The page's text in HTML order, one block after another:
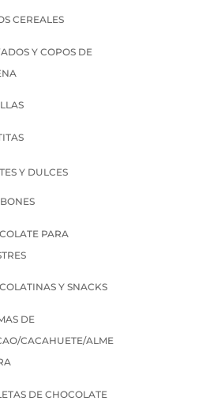
CEREALES
Y COPOS DE
Y DULCES
PARA
Y SNACKS
DE
CACAHUETE/ALME
DE CHOCOLATE